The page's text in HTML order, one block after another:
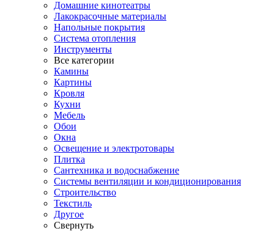
Домашние кинотеатры
Лакокрасочные материалы
Напольные покрытия
Система отопления
Инструменты
Все категории
Камины
Картины
Кровля
Кухни
Мебель
Обои
Окна
Освещение и электротовары
Плитка
Сантехника и водоснабжение
Системы вентиляции и кондиционирования
Строительство
Текстиль
Другое
Свернуть